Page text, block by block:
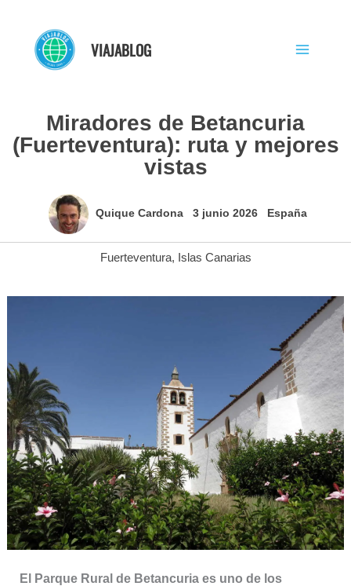
contenido
VIAJABLOG
Miradores de Betancuria
(Fuerteventura): ruta y mejores
vistas
Quique Cardona 3 junio 2026 España
Fuerteventura, Islas Canarias
El Parque Rural de Betancuria es uno de los